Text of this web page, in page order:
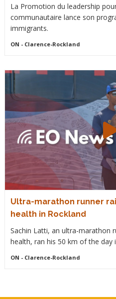
La Promotion du leadership
communautaire lance son
immigrants.
ON - Clarence-Rockland
Ultra-marathon runner
health in Rockland
Sachin Latti, an ultra-marathon
health, ran his 50 km of the day
ON - Clarence-Rockland